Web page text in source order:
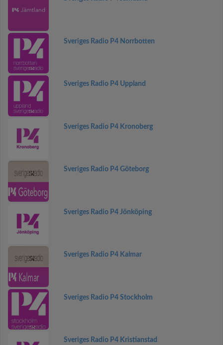
Sveriges Radio P4 Norrbotten
Sveriges Radio P4 Uppland
Sveriges Radio P4 Kronoberg
Sveriges Radio P4 Göteborg
Sveriges Radio P4 Jönköping
Sveriges Radio P4 Kalmar
Sveriges Radio P4 Stockholm
Sveriges Radio P4 Kristianstad